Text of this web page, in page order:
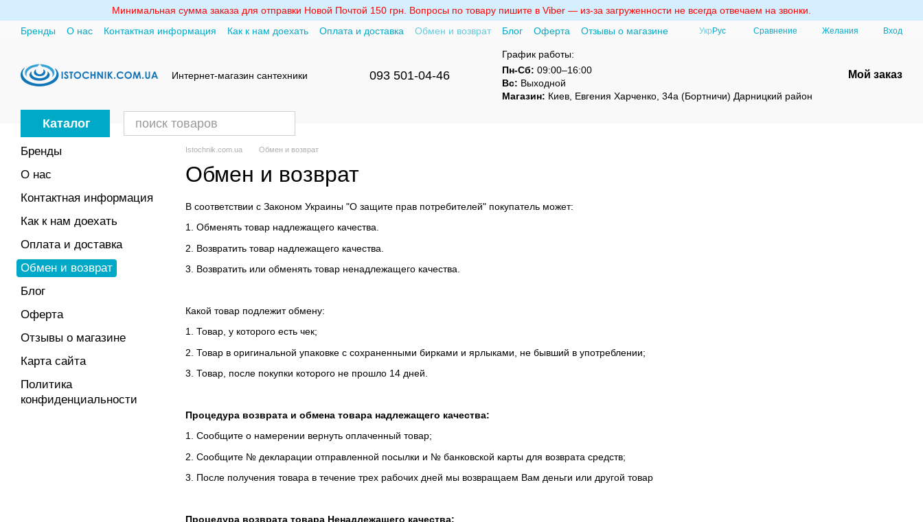
Перейти к основному контентуМинимальная сумма заказа для отправки Новой Почтой 150 грн. Вопросы по товару пишите в Viber — из-за загруженности не всегда отвечаем на звонки.
Бренды
О нас Контактная информация Как к нам доехать Оплата и доставка Обмен и возврат Блог Оферта
Отзывы о магазине
Укр Рус Сравнение Желания Вход
Интернет-магазин сантехники 093 501-04-46
График работы:
Пн-Сб: 09:00–16:00
Вс: Выходной
Магазин: Киев, Евгения Харченко, 34а (Бортничи) Дарницкий район
Мой заказ
Каталог
Istochnik.com.ua Обмен и возврат
Обмен и возврат
В соответствии с Законом Украины "О защите прав потребителей" покупатель может:
1. Обменять товар надлежащего качества.
2. Возвратить товар надлежащего качества.
3. Возвратить или обменять товар ненадлежащего качества.
Какой товар подлежит обмену:
1. Товар, у которого есть чек;
2. Товар в оригинальной упаковке с сохраненными бирками и ярлыками, не бывший в употреблении;
3. Товар, после покупки которого не прошло 14 дней.
Процедура возврата и обмена товара надлежащего качества:
1. Сообщите о намерении вернуть оплаченный товар;
2. Сообщите № декларации отправленной посылки и № банковской карты для возврата средств;
3. После получения товара в течение трех рабочих дней мы возвращаем Вам деньги или другой товар
Процедура возврата товара Ненадлежащего качества:
Бренды
О нас
Контактная информация
Как к нам доехать
Оплата и доставка
Обмен и возврат
Блог
Оферта
Отзывы о магазине
Карта сайта
Политика
конфиденциальности